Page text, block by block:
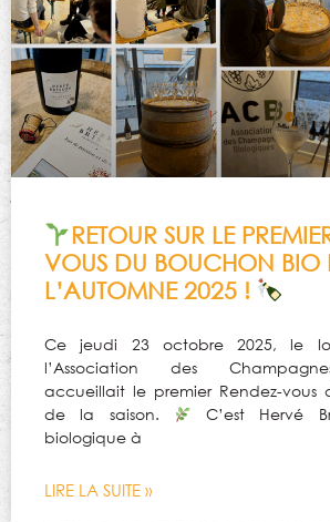
RETOUR SUR LE
VOUS DU BOUCHON BIO
L’AUTOMNE 2025 !
Ce jeudi 23 octobre 2025, le
l’Association des
accueillait le premier Rendez-vous
de la saison.
C’est Hervé
biologique à
LIRE LA SUITE »